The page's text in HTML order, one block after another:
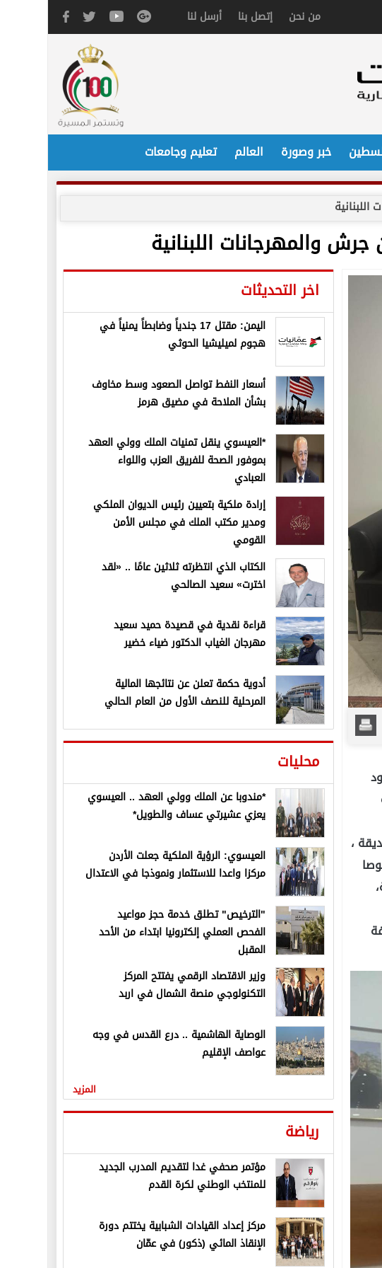
من نحن إتصل بنا أرسل لنا
خبر وصورة العالم تعليم وجامعات
والمهرجانات اللبنانية
،
اخر التحديثات
اليمن: مقتل 17 جندياً وضابطاً يمنياً في
هجوم لميليشيا الحوثي
أسعار النفط تواصل الصعود وسط مخاوف
بشأن الملاحة في مضيق هرمز
*العيسوي ينقل تمنيات الملك وولي العهد
بموفور الصحة للفريق العزب واللواء
العبادي
إرادة ملكية بتعيين رئيس الديوان الملكي
ومدير مكتب الملك في مجلس الأمن
القومي
الكتاب الذي انتظرته ثلاثين عامًا .. «لقد
اخترت» سعيد الصالحي
قراءة نقدية في قصيدة حميد سعيد
مهرجان الغياب الدكتور ضياء خضير
أدوية حكمة تعلن عن نتائجها المالية
المرحلية للنصف الأول من العام الحالي
محليات
*مندوبا عن الملك وولي العهد .. العيسوي
يعزي عشيرتي عساف والطويل*
العيسوي: الرؤية الملكية جعلت الأردن
مركزا واعدا للاستثمار ونموذجا في الاعتدال
"الترخيص" تطلق خدمة حجز مواعيد
الفحص العملي إلكترونيا ابتداء من الأحد
المقبل
وزير الاقتصاد الرقمي يفتتح المركز
التكنولوجي منصة الشمال في اربد
الوصاية الهاشمية .. درع القدس في وجه
عواصف الإقليم
المزيد
رياضة
مؤتمر صحفي غدا لتقديم المدرب الجديد
للمنتخب الوطني لكرة القدم
مركز إعداد القيادات الشبابية يختتم دورة
الإنقاذ المائي (ذكور) في عمّان